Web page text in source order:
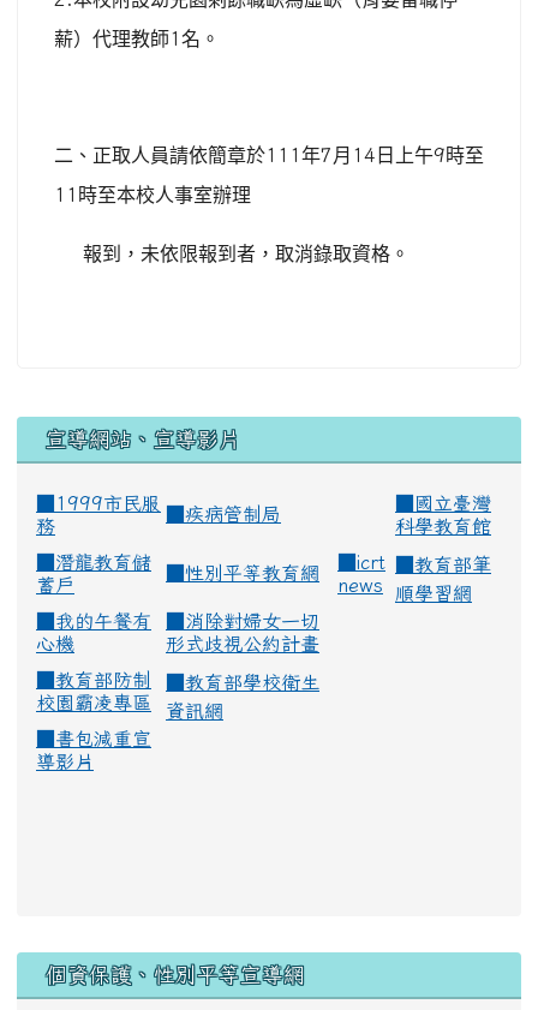
薪）代理教師1 名。
二、正取人員請依簡章於111 年7 月 14 日上午9時至
11 時至本校人事室辦理
報到，未依限報到者，取消錄取資格。
宣導網站、宣導影片
■1999市民服
務
疾病管制局
國立臺灣
科學教育館
潛龍教育儲
蓄戶
性別平等教育網
icrt
news
教育部筆
順學習網
我的午餐有
心機
消除對婦女一切
形式歧視公約計畫
教育部防制
校園霸凌專區
教育部學校衛生
資訊網
書包減重宣
導影片
個資保護、性別平等宣導網